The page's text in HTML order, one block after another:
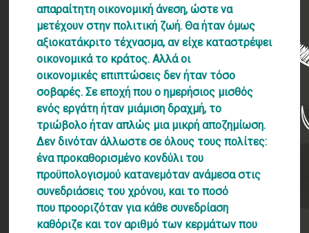
απαραίτητη οικονομική άνεση, ώστε να
μετέχουν στην πολιτική ζωή. Θα ήταν όμως
αξιοκατάκριτο τέχνασμα, αν είχε καταστρέψει
οικονομικά το κράτος. Αλλά οι
οικονομικές επιπτώσεις δεν ήταν τόσο
σοβαρές. Σε εποχή που ο ημερήσιος μισθός
ενός εργάτη ήταν μιάμιση δραχμή, το
τριώβολο ήταν απλώς μια μικρή αποζημίωση.
Δεν δινόταν άλλωστε σε όλους τους πολίτες:
ένα προκαθορισμένο κονδύλι του
προϋπολογισμού κατανεμόταν ανάμεσα στις
συνεδριάσεις του χρόνου, και το ποσό
που προοριζόταν για κάθε συνεδρίαση
καθόριζε και τον αριθμό των κερμάτων που